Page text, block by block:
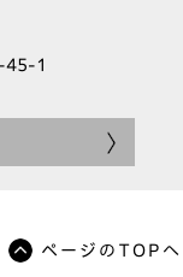
45-1
ページのTOPへ